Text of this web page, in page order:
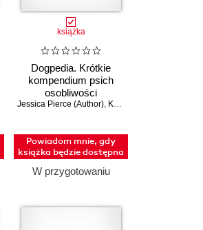
książka
Dogpedia. Krótkie
kompendium psich
osobliwości
Jessica Pierce (Author), Kelly Chudler (Illustrator)
Powiadom mnie, gdy
książka będzie dostępna
W przygotowaniu